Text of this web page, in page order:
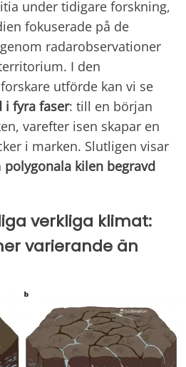
under tidigare forskning,
fokuserade på de
radarobservationer
I den
utförde kan vi se
i fyra faser: till en början
varefter isen skapar en
i marken. Slutligen visar
polygonala kilen begravd
verkliga klimat:
varierande än